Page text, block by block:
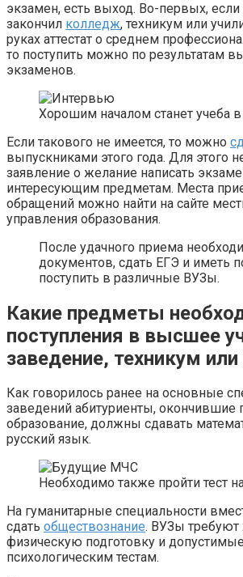
экзамен, есть выход. Во-первых, если
закончил колледж, техникум или
руках аттестат о среднем
то поступить можно по результатам
экзаменов.
Хорошим началом станет учеба
Если такового не имеется, то можно
выпускниками этого года. Для этого
заявление о желание написать
интересующим предметам. Места
обращений можно найти на сайте
управления образования.
После удачного приема
документов, сдать ЕГЭ и иметь
поступить в различные ВУЗы.
Какие предметы
поступления в высшее
заведение, техникум
Как говорилось ранее на основные
заведений абитуриенты, окончившие
образование, должны сдавать
русский язык.
Необходимо также пройти тест
На гуманитарные специальности
сдать обществознание. ВУЗы
физическую подготовку и
психологическим тестам.